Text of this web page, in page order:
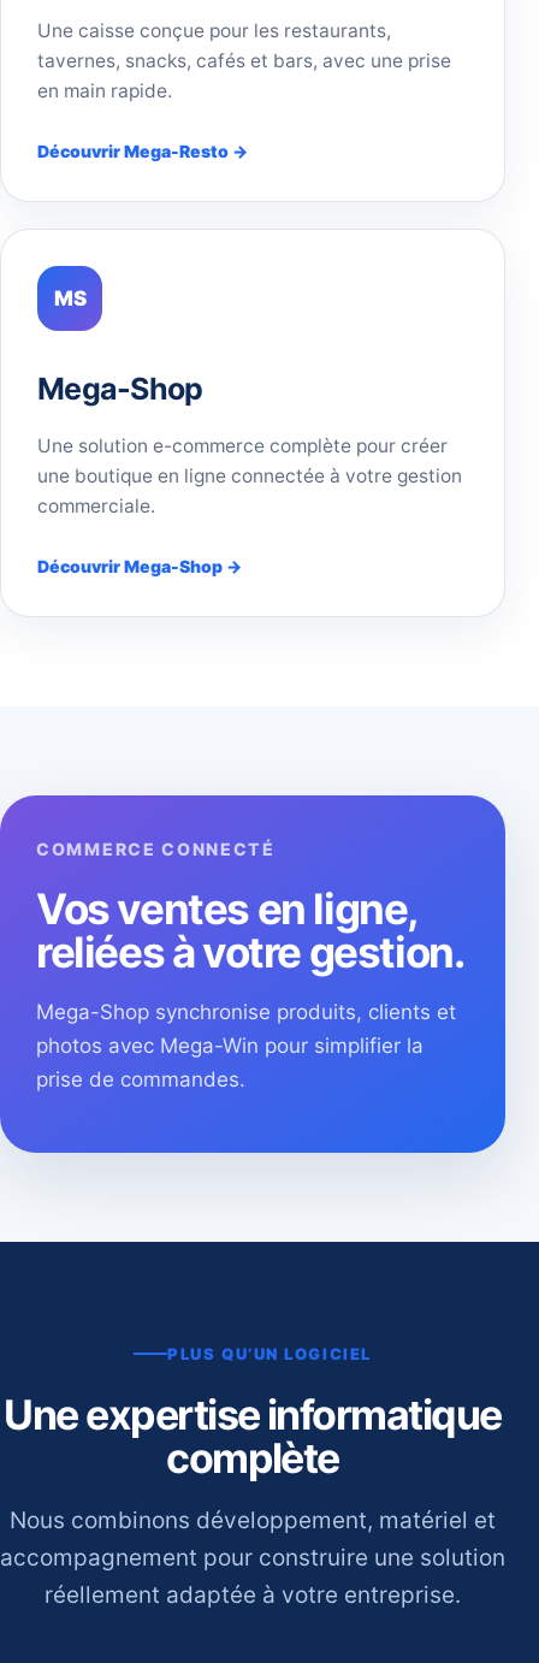
Une caisse conçue pour les restaurants,
tavernes, snacks, cafés et bars, avec une prise
en main rapide.
Découvrir Mega-Resto →
MS
Mega-Shop
Une solution e-commerce complète pour créer
une boutique en ligne connectée à votre gestion
commerciale.
Découvrir Mega-Shop →
COMMERCE CONNECTÉ
Vos ventes en ligne,
reliées à votre gestion.
Mega-Shop synchronise produits, clients et
photos avec Mega-Win pour simplifier la
prise de commandes.
PLUS QU’UN LOGICIEL
Une expertise informatique
complète
Nous combinons développement, matériel et
accompagnement pour construire une solution
réellement adaptée à votre entreprise.